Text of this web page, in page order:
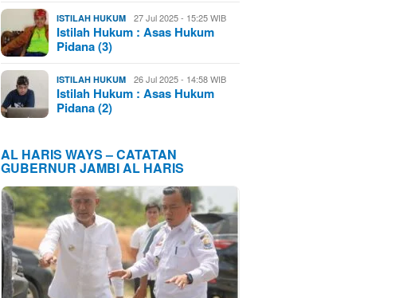
ISTILAH HUKUM 27 Jul 2025 - 15:25 WIB
Istilah Hukum : Asas Hukum
Pidana (3)
ISTILAH HUKUM 26 Jul 2025 - 14:58 WIB
Istilah Hukum : Asas Hukum
Pidana (2)
AL HARIS WAYS – CATATAN
GUBERNUR JAMBI AL HARIS